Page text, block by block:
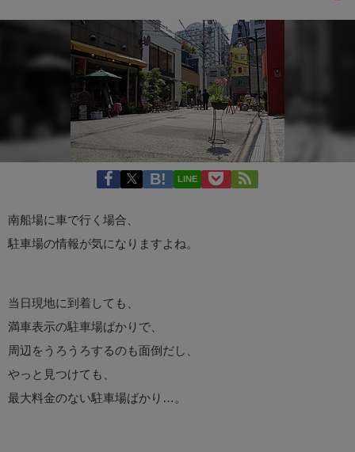
LINE
南船場に車で行く場合、
駐車場の情報が気になりますよね。
当日現地に到着しても、
満車表示の駐車場ばかりで、
周辺をうろうろするのも面倒だし、
やっと見つけても、
最大料金のない駐車場ばかり…。